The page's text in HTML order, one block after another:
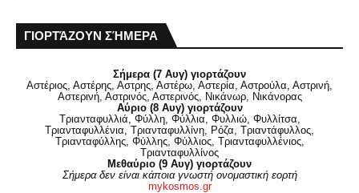
ΓΙΟΡΤΆΖΟΥΝ ΣΉΜΕΡΑ
Σήμερα (7 Αυγ) γιορτάζουν
Αστέριος, Αστέρης, Αστρης, Αστέρω, Αστερία, Αστρούλα, Αστρινή,
Αστερινή, Αστρινός, Αστερινός, Νικάνωρ, Νικάνορας
Αύριο (8 Αυγ) γιορτάζουν
Τριανταφυλλιά, Φύλλη, Φύλλια, Φυλλιώ, Φυλλίτσα,
Τριανταφυλλένια, Τριανταφυλλίνη, Ρόζα, Τριαντάφυλλος,
Τριανταφύλλης, Φύλλης, Φύλλιος, Τριανταφυλλένιος,
Τριανταφυλλίνος
Μεθαύριο (9 Αυγ) γιορτάζουν
Σήμερα δεν είναι κάποια γνωστή ονομαστική εορτή
mykosmos.gr